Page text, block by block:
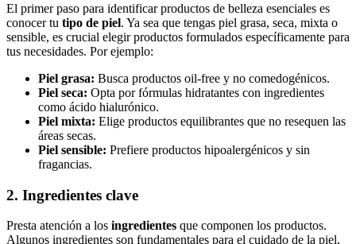
El primer paso para identificar productos de belleza esenciales es
conocer tu tipo de piel. Ya sea que tengas piel grasa, seca, mixta o
sensible, es crucial elegir productos formulados específicamente para
tus necesidades. Por ejemplo:
Piel grasa: Busca productos oil-free y no comedogénicos.
Piel seca: Opta por fórmulas hidratantes con ingredientes
como ácido hialurónico.
Piel mixta: Elige productos equilibrantes que no resequen las
áreas secas.
Piel sensible: Prefiere productos hipoalergénicos y sin
fragancias.
2. Ingredientes clave
Presta atención a los ingredientes que componen los productos.
Algunos ingredientes son fundamentales para el cuidado de la piel,